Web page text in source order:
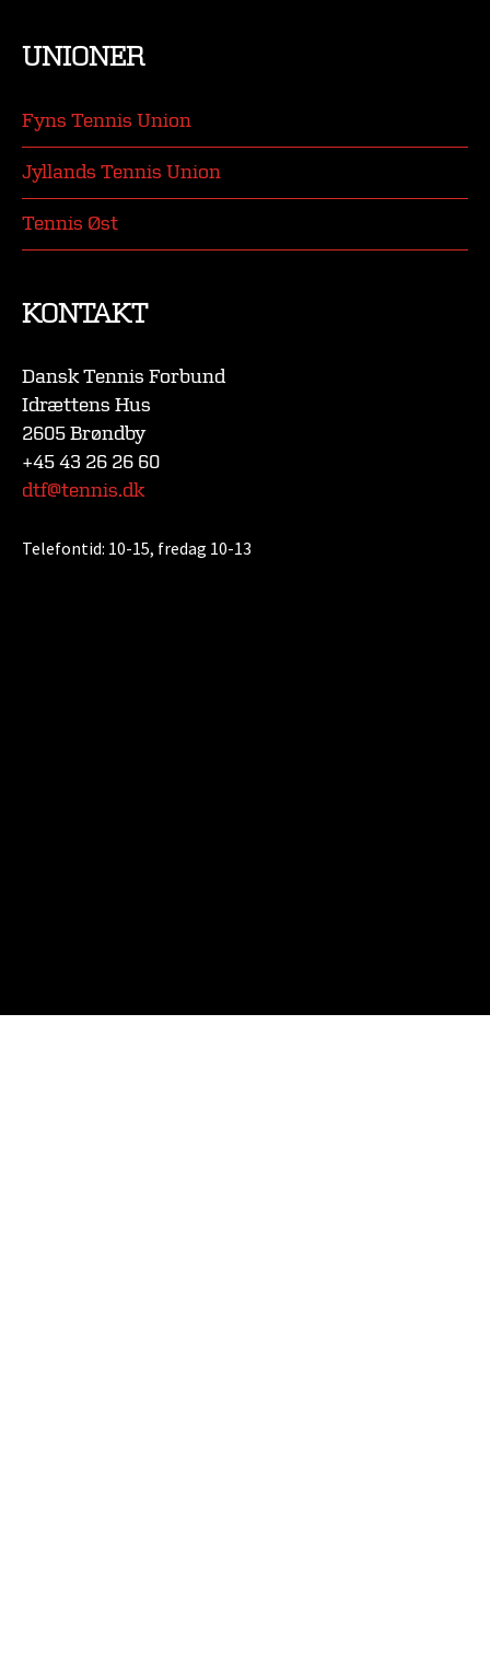
UNIONER
Fyns Tennis Union
Jyllands Tennis Union
Tennis Øst
KONTAKT
Dansk Tennis Forbund
Idrættens Hus
2605 Brøndby
+45 43 26 26 60
dtf@tennis.dk
Telefontid: 10-15, fredag 10-13